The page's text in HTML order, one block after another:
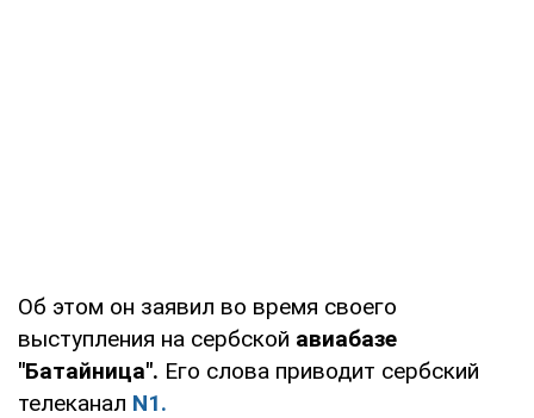
Об этом он заявил во время своего
выступления на сербской авиабазе
"Батайница". Его слова приводит сербский
телеканал N1.